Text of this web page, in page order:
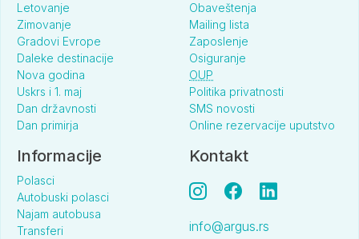
Letovanje
Zimovanje
Gradovi Evrope
Daleke destinacije
Nova godina
Uskrs i 1. maj
Dan državnosti
Dan primirja
Obaveštenja
Mailing lista
Zaposlenje
Osiguranje
OUP
Politika privatnosti
SMS novosti
Online rezervacije uputstvo
Informacije
Polasci
Autobuski polasci
Najam autobusa
Transferi
Kontakt
info@argus.rs